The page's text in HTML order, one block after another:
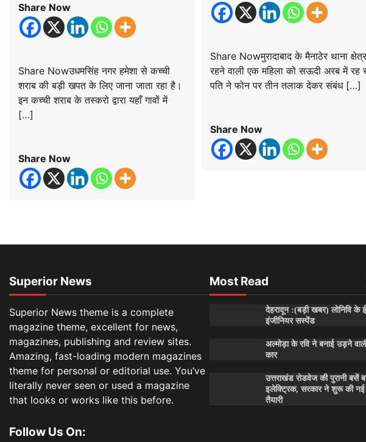
Share Now
Share Nowउधमसिंह नगर हमेशा से कच्ची
शराब की बड़ी खपत के लिए जाना जाता रहा है।
इन कच्ची शराब के तस्करो द्वारा यहाँ गावों में
[…]
Share Now
Share Nowमुरादाबाद के मैनाठेर थाना
रहने वाली एक महिला को सऊदी अरब में रह
पति ने फोन पर तीन तलाक देकर संबंध […]
Share Now
Superior News
Superior News theme is a complete
magazine theme, excellent for news,
magazines, publishing and review sites.
Amazing, fast-loading modern magazines
theme for personal or editorial use. You’ve
literally never seen or used a magazine
that looks or works like this before.
Follow Us On:
Most Read
देहरादून :(बड़ी खबर) लोनिवि के
इंजीनियर सस्पेंड
अल्मोड़ा के रवि ने बनाई उड़ने
कार
उत्तराखंड रोडवेज की पुरानी बसें
इलेक्ट्रिक, सरकार ने शुरू की नई
तैयारी